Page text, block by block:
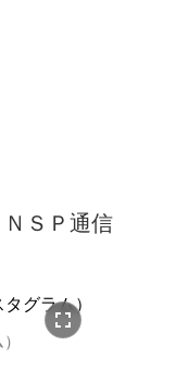
ＳＰ通信
fullscreen